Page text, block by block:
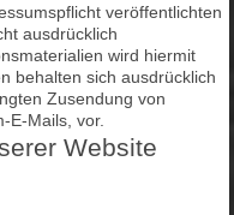
veröffentlichten
ausdrücklich
wird hiermit
behalten sich ausdrücklich
Zusendung von
E-Mails, vor.
Website